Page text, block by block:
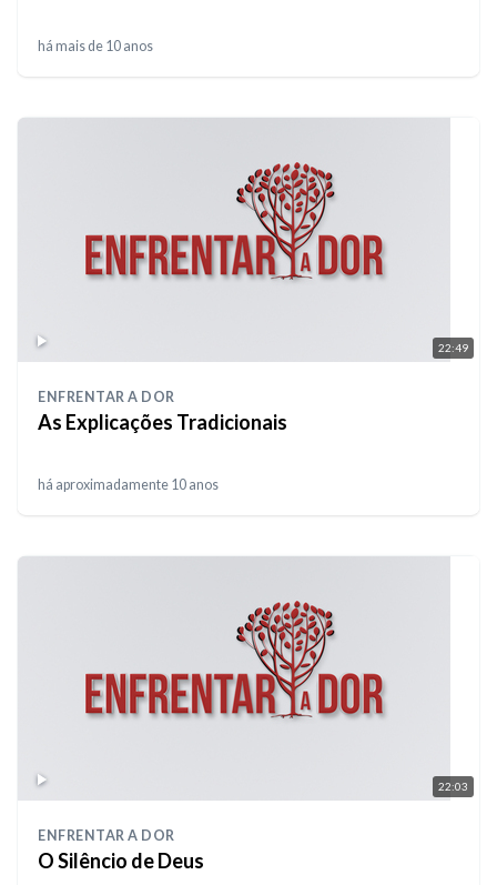
há mais de 10 anos
22:49
ENFRENTAR A DOR
As Explicações Tradicionais
há aproximadamente 10 anos
22:03
ENFRENTAR A DOR
O Silêncio de Deus